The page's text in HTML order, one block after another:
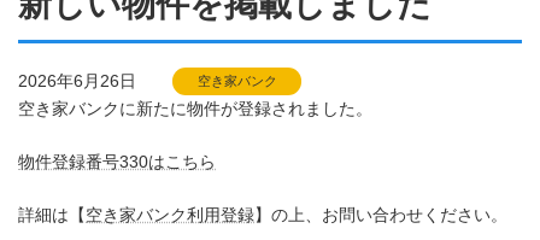
2026年6月26日 空き家バンク
空き家バンクに新たに物件が登録されました。
物件登録番号330はこちら
詳細は【空き家バンク利用登録】の上、お問い合わせください。